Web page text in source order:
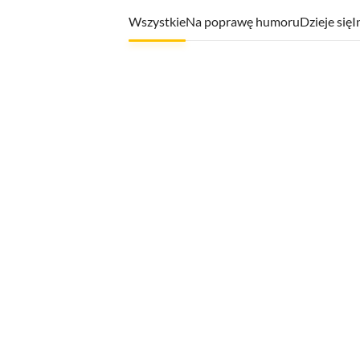
WszystkieNa poprawę humoruDzieje się